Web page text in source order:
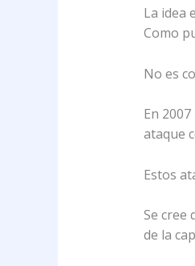
La idea
Como
No es
En
ataque
Estos
Se cree
de la